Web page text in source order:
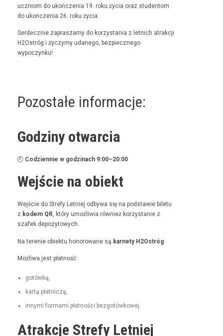
uczniom do ukończenia 19. roku życia oraz stu­den­tom
do ukończenia 26. roku życia.
Serdecznie zaprasza­my do korzys­ta­nia z let­nich atrakcji
H2Ostróg i życzymy udanego, bez­piecznego
wypoczynku!
Pozostałe informacje:
Godziny otwarcia
🕘 Codzi­en­nie w godz­i­nach 9:00–20:00
Wejście na obiekt
Wejś­cie do Stre­fy Let­niej odby­wa się na pod­staw­ie bile­tu
z kodem QR, który umożli­wia również korzys­tanie z
szafek depozytowych.
Na tere­nie obiek­tu hon­orowane są kar­ne­ty H2Ostróg
Możli­wa jest płatność:
gotówką,
kartą płat­niczą,
inny­mi for­ma­mi płat­noś­ci bezgotówkowej.
Atrakcje Strefy Letniej